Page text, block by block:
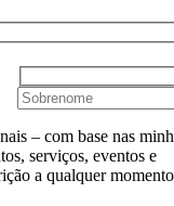
– com base nas
serviços, eventos e
a qualquer